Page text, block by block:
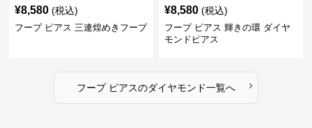
¥8,580 (税込)
フープ ピアス 三連煌めきフープ
¥8,580 (税込)
フープ ピアス 輝きの環 ダイヤ
モンドピアス
フープ ピアスのダイヤモンド一覧へ ›